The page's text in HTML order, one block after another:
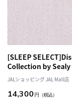
[SLEEP
Collection by Sealy
Box Sheets（ボック
ツ）〔シングル〕 ペ
JALショッピング JAL Mall店
14,300 円 （税込）